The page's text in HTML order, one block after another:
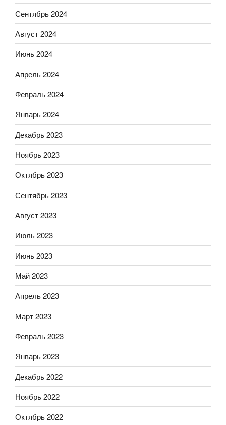
Сентябрь 2024
Август 2024
Июнь 2024
Апрель 2024
Февраль 2024
Январь 2024
Декабрь 2023
Ноябрь 2023
Октябрь 2023
Сентябрь 2023
Август 2023
Июль 2023
Июнь 2023
Май 2023
Апрель 2023
Март 2023
Февраль 2023
Январь 2023
Декабрь 2022
Ноябрь 2022
Октябрь 2022